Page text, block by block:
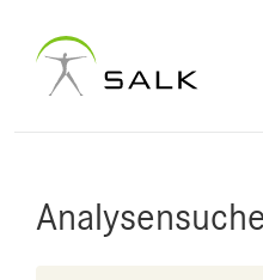
Analysensuche